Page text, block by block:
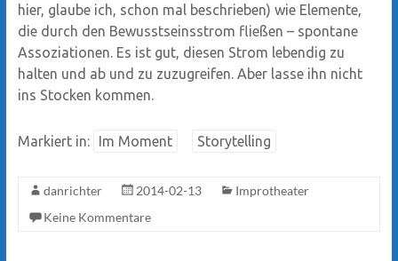
hier, glaube ich, schon mal beschrieben) wie Elemente,
die durch den Bewusstseinsstrom fließen – spontane
Assoziationen. Es ist gut, diesen Strom lebendig zu
halten und ab und zu zuzugreifen. Aber lasse ihn nicht
ins Stocken kommen.
Markiert in: Im Moment Storytelling
danrichter 2014-02-13
Improtheater
Keine Kommentare